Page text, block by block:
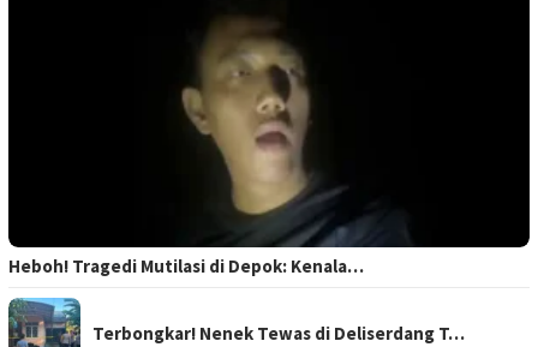
Heboh! Tragedi Mutilasi di Depok: Kenala…
Terbongkar! Nenek Tewas di Deliserdang T…